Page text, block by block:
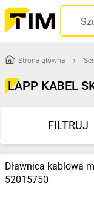
Strona główna
LAPP KABEL
FILTRUJ
Dławnica kablowa
52015750